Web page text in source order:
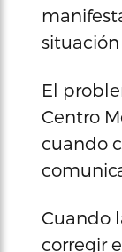
El
Centro
cuando
Cuando
corregir